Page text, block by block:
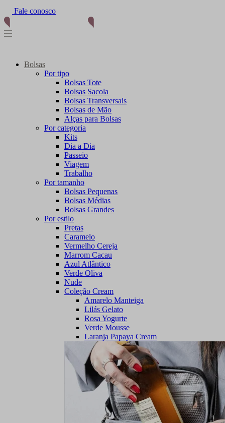
(11) 96012-2976
Fale conosco
Bolsas
Por tipo
Bolsas Tote
Bolsas Sacola
Bolsas Transversais
Bolsas de Mão
Alças para Bolsas
Por categoria
Kits
Dia a Dia
Passeio
Viagem
Trabalho
Por tamanho
Bolsas Pequenas
Bolsas Médias
Bolsas Grandes
Por estilo
Pretas
Caramelo
Vermelho Cereja
Marrom Cacau
Azul Atlântico
Verde Oliva
Nude
Coleção Cream
Amarelo Manteiga
Lilás Gelato
Rosa Yogurte
Verde Mousse
Laranja Papaya Cream